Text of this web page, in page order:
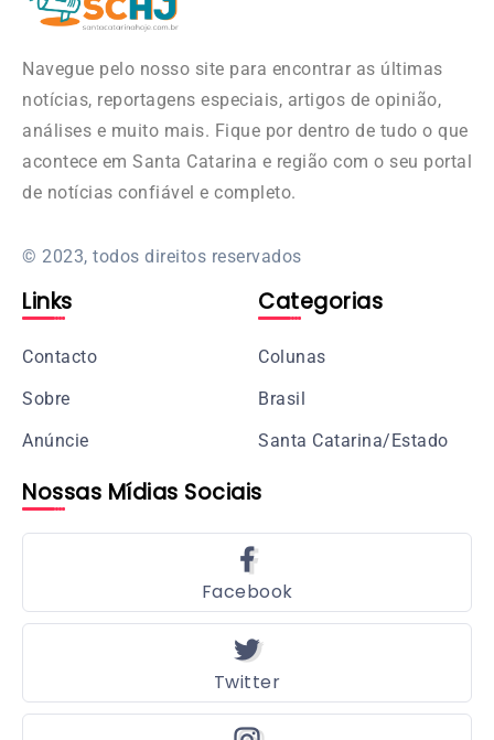
Navegue pelo nosso site para encontrar as últimas
notícias, reportagens especiais, artigos de opinião,
análises e muito mais. Fique por dentro de tudo o que
acontece em Santa Catarina e região com o seu portal
de notícias confiável e completo.
© 2023, todos direitos reservados
Links
Contacto
Sobre
Anúncie
Categorias
Colunas
Brasil
Santa Catarina/Estado
Nossas Mídias Sociais
Facebook
Twitter